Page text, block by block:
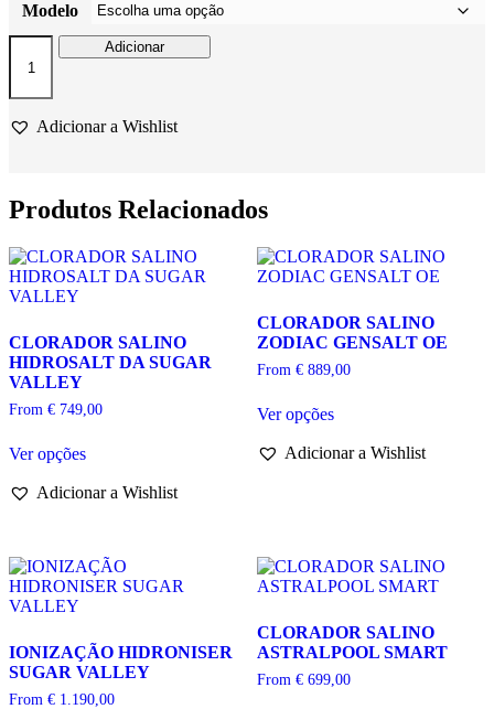
Modelo
Quantidade
SALINO
POOLEX
Adicionar
Adicionar a Wishlist
Produtos Relacionados
CLORADOR SALINO
HIDROSALT DA SUGAR
VALLEY
From € 749,00
Ver opçõesproduct
multiple
options
may
be
the
product
page
Adicionar a Wishlist
CLORADOR SALINO
ZODIAC GENSALT OE
From €889,00
Ver opçõesproduct
multiple
chosen
on
product
page
Adicionar a Wishlist
IONIZAÇÃO HIDRONISER
SUGAR VALLEY
From € 1.190,00
CLORADOR SALINO
ASTRALPOOL SMART
From €699,00